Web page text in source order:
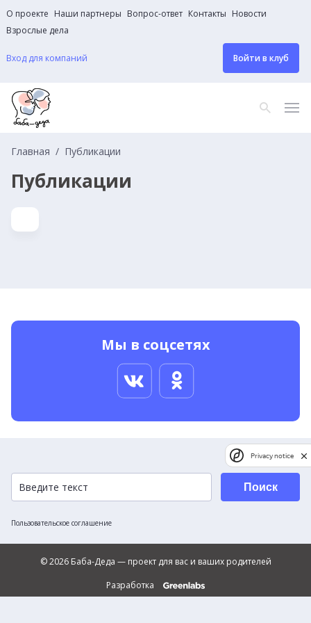
О проекте Наши партнеры Вопрос-ответ Контакты Новости
Взрослые дела
Вход для компаний Войти в клуб
Главная Публикации
Публикации
Мы в соцсетях
Пользовательское соглашение
Поиск
© 2026 Баба-Деда — проект для вас и ваших родителей
Разработка
Privacy notice